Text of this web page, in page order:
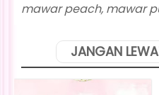
mawar peach, mawar
JANGAN